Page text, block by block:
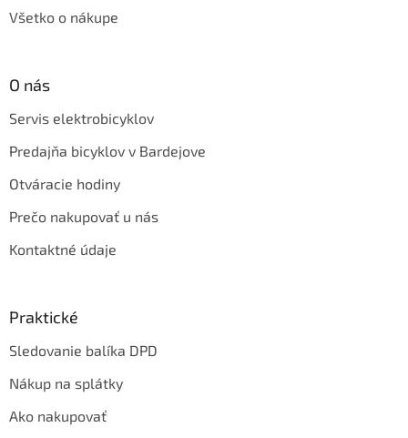
Všetko o nákupe
O nás
Servis elektrobicyklov
Predajňa bicyklov v Bardejove
Otváracie hodiny
Prečo nakupovať u nás
Kontaktné údaje
Praktické
Sledovanie balíka DPD
Nákup na splátky
Ako nakupovať